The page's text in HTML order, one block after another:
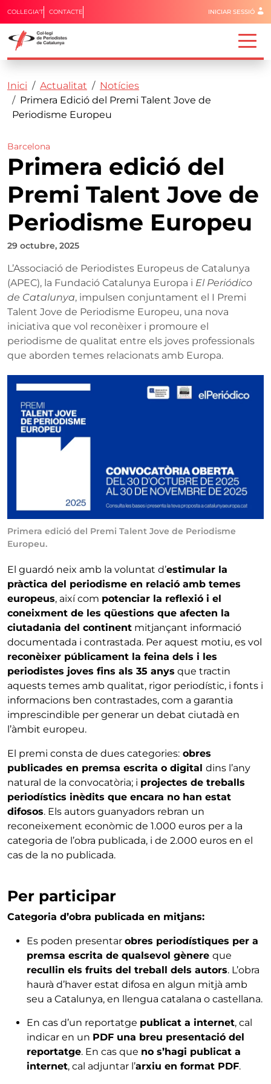
Vés al contingut
Capçalera
COL·LEGIA'T CONTACTE Menú del
INICIAR SESSIÓ
Fil d'ariadna
Inici Actualitat
Notícies
Primera Edició del Premi Talent Jove de
Periodisme Europeu
Barcelona
Primera edició del
Premi Talent Jove de
Periodisme Europeu
29 octubre, 2025
L’Associació de Periodistes Europeus de Catalunya
(APEC), la Fundació Catalunya Europa i El Periódico
de Catalunya, impulsen conjuntament el I Premi
Talent Jove de Periodisme Europeu, una nova
iniciativa que vol reconèixer i promoure el
periodisme de qualitat entre els joves professionals
que aborden temes relacionats amb Europa.
Primera edició del Premi Talent Jove de Periodisme
Europeu.
El guardó neix amb la voluntat d’estimular la
pràctica del periodisme en relació amb temes
europeus, així com potenciar la reflexió i el
coneixment de les qüestions que afecten la
ciutadania del continent mitjançant informació
documentada i contrastada. Per aquest motiu, es vol
reconèixer públicament la feina dels i les
periodistes joves fins als 35 anys que tractin
aquests temes amb qualitat, rigor periodístic, i fonts i
informacions ben contrastades, com a garantia
imprescindible per generar un debat ciutadà en
l’àmbit europeu.
El premi consta de dues categories: obres
publicades en premsa escrita o digital dins l’any
natural de la convocatòria; i projectes de treballs
periodístics inèdits que encara no han estat
difosos. Els autors guanyadors rebran un
reconeixement econòmic de 1.000 euros per a la
categoria de l’obra publicada, i de 2.000 euros en el
cas de la no publicada.
Per participar
Categoria d’obra publicada en mitjans:
Es poden presentar obres periodístiques per a
premsa escrita de qualsevol gènere que
recullin els fruits del treball dels autors. L’obra
haurà d’haver estat difosa en algun mitjà amb
seu a Catalunya, en llengua catalana o castellana.
En cas d’un reportatge publicat a internet, cal
indicar en un PDF una breu presentació del
reportatge. En cas que no s’hagi publicat a
internet, cal adjuntar l’arxiu en format PDF.